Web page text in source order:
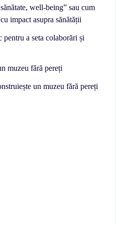
well-being” sau cum
impact asupra sănătății
pentru a seta colaborări și
muzeu fără pereți
un muzeu fără pereți